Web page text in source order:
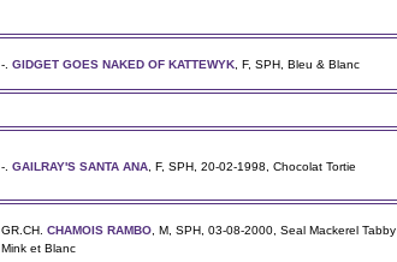
-.GIDGET GOES NAKED OF KATTEWYK , F, SPH, Bleu & Blanc
-.GAILRAY'S SANTA ANA , F, SPH, 20-02-1998, Chocolat Tortie
GR.CH.CHAMOIS RAMBO , M, SPH, 03-08-2000, Seal Mackerel Tabby
Mink et Blanc